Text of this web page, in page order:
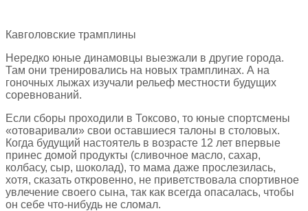
Кавголовские трамплины
Нередко юные динамовцы выезжали в другие города.
Там они тренировались на новых трамплинах. А на
гоночных лыжах изучали рельеф местности будущих
соревнований.
Если сборы проходили в Токсово, то юные спортсмены
«отоваривали» свои оставшиеся талоны в столовых.
Когда будущий настоятель в возрасте 12 лет впервые
принес домой продукты (сливочное масло, сахар,
колбасу, сыр, шоколад), то мама даже прослезилась,
хотя, сказать откровенно, не приветствовала спортивное
увлечение своего сына, так как всегда опасалась, чтобы
он себе что-нибудь не сломал.